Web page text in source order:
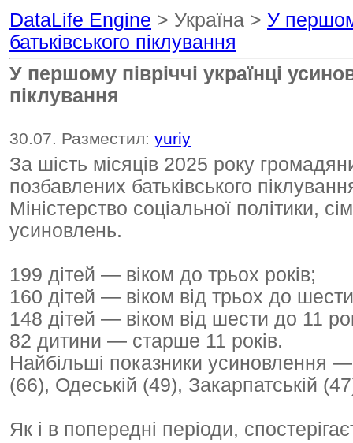
DataLife Engine > Україна > У
батьківського піклування
У першому півріччі українці
піклування
30.07. Разместил: yuriy
За шість місяців 2025 року
позбавлених батьківського
Міністерство соціальної політики,
усиновлень.
199 дітей — віком до трьох років;
160 дітей — віком від трьох до
148 дітей — віком від шести до 11
82 дитини — старше 11 років.
Найбільші показники усиновлення —
(66), Одеській (49), Закарпатській
Як і в попередні періоди,